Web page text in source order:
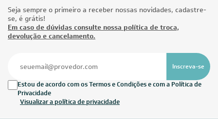
Seja sempre o primeiro a receber nossas novidades, cadastre-
se, é grátis!
Em caso de dúvidas consulte nossa política de troca,
devolução e cancelamento.
Inscreva-se
Estou de acordo com os Termos e Condições e com a Política de
Privacidade
Visualizar a política de privacidade